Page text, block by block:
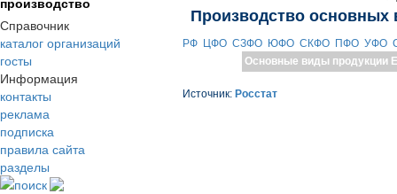
Справочник
каталог организаций
госты
Информация
контакты
реклама
подписка
правила сайта
разделы
поиск
Производство основных
РФ ЦФО СЗФО ЮФО СКФО ПФО УФО
Основные виды продукции
Источник: Росстат